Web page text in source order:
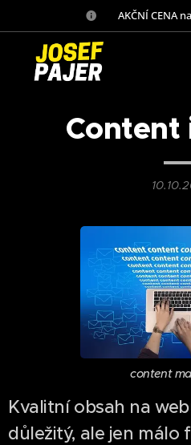
✅ AKČNÍ CENA na
Content
content
Kvalitní obsah na
důležitý, ale jen málo